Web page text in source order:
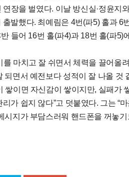
연장을 벌였다. 이날 방신실·정윤지
출발했다. 최예림은 4번(파5) 홀과 6
들어 16번 홀(파4)과 18번 홀(파5)
를 마치고 잘 쉬면서 체력을 끌어올
되면서 예전보다 성적이 잘 나올 것
쌓이면 자신감이 쌓이지만, 실패가
가 쉽지 않다”고 덧붙였다. 그는 “
시지가 부담스러워 핸드폰을 꺼놓